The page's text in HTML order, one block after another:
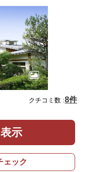
クチコミ数 :8件
示
ェック